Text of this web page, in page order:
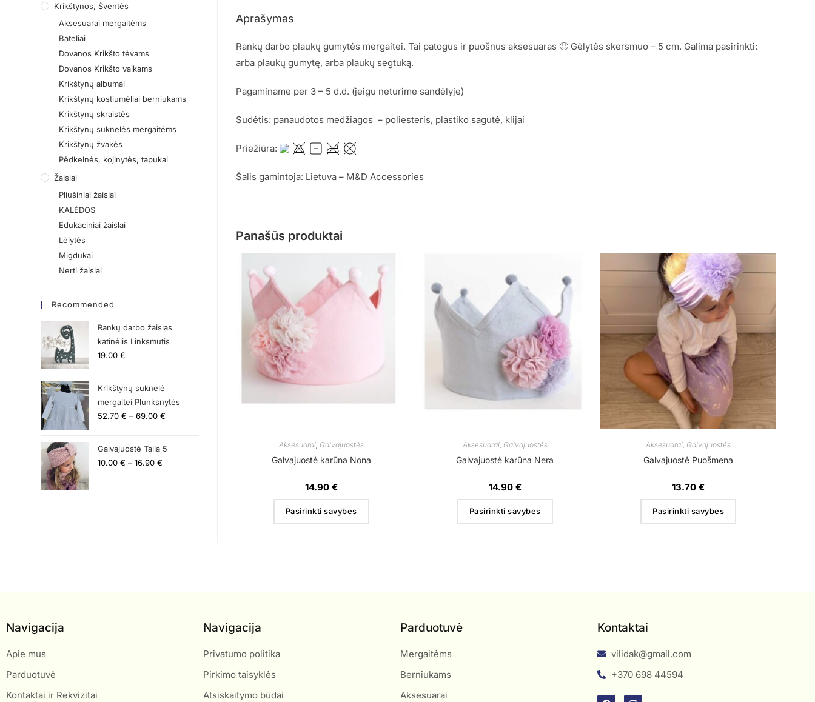
Aprašymas
Rankų darbo plaukų gumytės mergaitei. Tai patogus ir puošnus aksesuaras 🙂 Gėlytės skersmuo – 5 cm. Galima pasirinkti:
arba plaukų gumytę, arba plaukų segtuką.
Pagaminame per 3 – 5 d.d. (jeigu neturime sandėlyje)
Sudėtis: panaudotos medžiagos – poliesteris, plastiko sagutė, klijai
Priežiūra:
Šalis gamintoja: Lietuva – M&D Accessories
Panašūs produktai
Aksesuarai, Galvajuostės
Galvajuostė karūna Nona
14.90 €
Pasirinkti savybes
Aksesuarai, Galvajuostės
Galvajuostė karūna Nera
14.90 €
Pasirinkti savybes
Aksesuarai Galvajuostės
Galvajuostė Puošmena
13.70€
Pasirinkti savybes
Krikštynos, Šventės
Aksesuarai mergaitėms
Bateliai
Dovanos Krikšto tėvams
Dovanos Krikšto vaikams
Krikštynų albumai
Krikštynų kostiumėliai berniukams
Krikštynų skraistės
Krikštynų suknelės mergaitėms
Krikštynų žvakės
Pėdkelnės, kojinytės, tapukai
Žaislai
Pliušiniai žaislai
KALĖDOS
Edukaciniai žaislai
Lėlytės
Migdukai
Nerti žaislai
Recommended
Rankų darbo žaislas
katinėlis Linksmutis
19.00€
Krikštynų suknelė
mergaitei Plunksnytės
52.70€ – 69.00€
Galvajuostė Taila 5
10.00€ – 16.90€
Navigacija
Apie mus
Parduotuvė
Kontaktai ir Rekvizitai
Navigacija
Privatumo politika
Pirkimo taisyklės
Atsiskaitymo būdai
Parduotuvė
Mergaitėms
Berniukams
Aksesuarai
Kontaktai
vilidak@gmail.com
+370 698 44594